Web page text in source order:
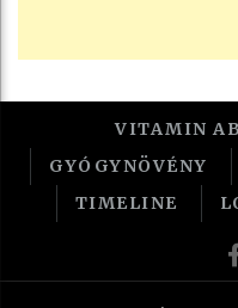
VITAMIN
GYÓGYNÖVÉNY
TIMELINE